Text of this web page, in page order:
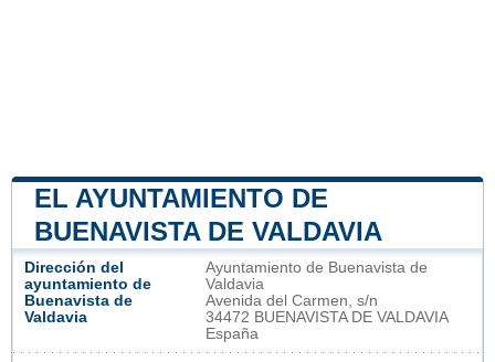
EL AYUNTAMIENTO DE
BUENAVISTA DE VALDAVIA
Dirección del
ayuntamiento de
Buenavista de
Valdavia
Ayuntamiento de Buenavista de
Valdavia
Avenida del Carmen, s/n
34472 BUENAVISTA DE VALDAVIA
España